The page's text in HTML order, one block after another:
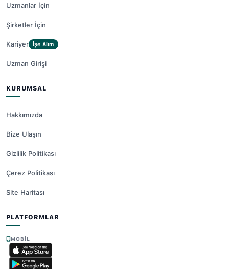
Uzmanlar İçin
Şirketler İçin
Kariyer İşe Alım
Uzman Girişi
KURUMSAL
Hakkımızda
Bize Ulaşın
Gizlilik Politikası
Çerez Politikası
Site Haritası
PLATFORMLAR
MOBIL